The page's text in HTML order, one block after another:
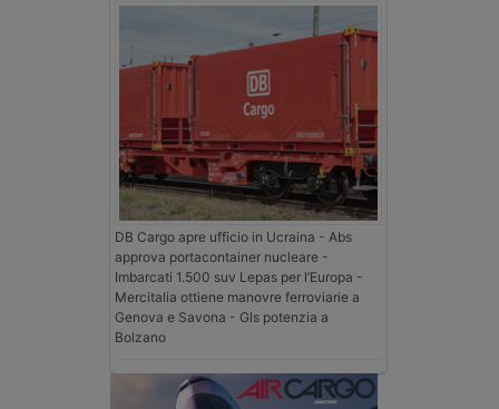
DB Cargo apre ufficio in Ucraina - Abs
approva portacontainer nucleare -
Imbarcati 1.500 suv Lepas per l’Europa -
Mercitalia ottiene manovre ferroviarie a
Genova e Savona - Gls potenzia a
Bolzano